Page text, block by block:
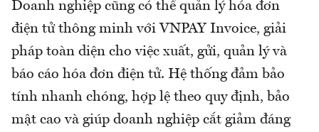
Doanh nghiệp cũng có thể quản lý hóa đơn
điện tử thông minh với VNPAY Invoice, giải
pháp toàn diện cho việc xuất, gửi, quản lý và
báo cáo hóa đơn điện tử. Hệ thống đảm bảo
tính nhanh chóng, hợp lệ theo quy định, bảo
mật cao và giúp doanh nghiệp cắt giảm đáng